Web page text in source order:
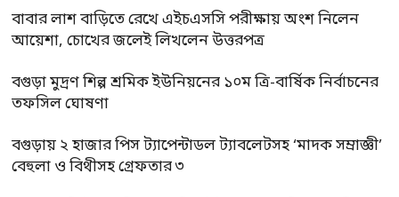
বাবার লাশ বাড়িতে রেখে এইচএসসি পরীক্ষায় অংশ নিলেন
আয়েশা, চোখের জলেই লিখলেন উত্তরপত্র
বগুড়া মুদ্রণ শিল্প শ্রমিক ইউনিয়নের ১০ম ত্রি-বার্ষিক নির্বাচনের
তফসিল ঘোষণা
বগুড়ায় ২ হাজার পিস ট্যাপেন্টাডল ট্যাবলেটসহ ‘মাদক সম্রাজ্ঞী’
বেহুলা ও বিথীসহ গ্রেফতার ৩